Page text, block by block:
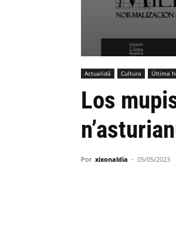
Actualidá Cultura Última
Los
Por xixonaldia - 05/05/2023